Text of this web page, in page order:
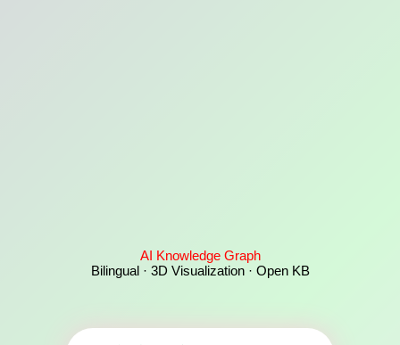
AI Knowledge Graph
Bilingual · 3D Visualization · Open KB